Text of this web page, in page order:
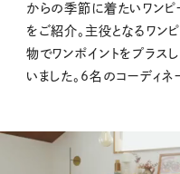
からの季節に着たいワンピ
をご紹介。主役となるワン
物でワンポイントをプラス
いました。6名のコーディネ